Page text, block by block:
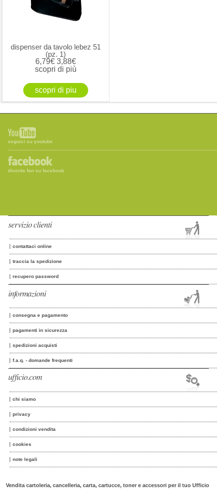
dispenser da tavolo lebez 51
(pz. 1)
6,79€3,88€
scopri di più
seguici su youtube
diventa fan su facebook
servizio clienti
contattaci online
traccia la spedizione
recupero password
informazioni
consegna e pagamento
pagamenti in sicurezza
spedizioni acquisti
f.a.q. - domande frequenti
ufficio.com
chi siamo
privacy
condizioni vendita
cookies
note legali
Vendita cartoleria, cancelleria, carta, cartucce, toner e accessori per il tuo Ufficio